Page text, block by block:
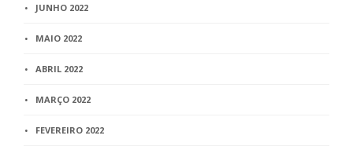
JUNHO 2022
MAIO 2022
ABRIL 2022
MARÇO 2022
FEVEREIRO 2022